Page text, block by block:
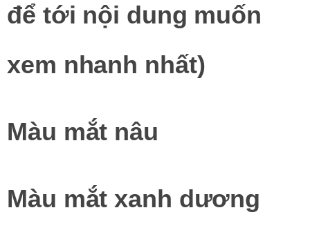
để tới nội dung muốn
xem nhanh nhất)
Màu mắt nâu
Màu mắt xanh dương